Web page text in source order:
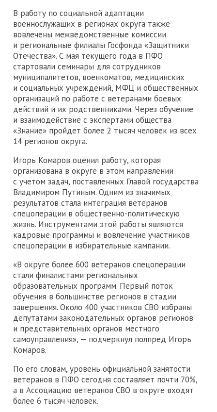
В работу по социальной адаптации
военнослужащих в регионах округа также
вовлечены межведомственные комиссии
и региональные филиалы Госфонда «Защитники
Отечества». С мая текущего года в ПФО
стартовали семинары для сотрудников
муниципалитетов, военкоматов, медицинских
и социальных учреждений, МФЦ и общественных
организаций по работе с ветеранами боевых
действий и их родственниками. Через обучение
и взаимодействие с экспертами общества
«Знание» пройдет более 2 тысяч человек из всех
14 регионов округа.
Игорь Комаров оценил работу, которая
организована в округе в этом направлении
с учетом задач, поставленных Главой государства
Владимиром Путиным. Одним из значимых
результатов стала интеграция ветеранов
спецоперации в общественно-политическую
жизнь. Инструментами этой работы являются
кадровые программы и вовлечение участников
спецоперации в избирательные кампании.
«В округе более 600 ветеранов спецоперации
стали финалистами региональных
образовательных программ. Первый поток
обучения в большинстве регионов в стадии
завершения. Около 400 участников СВО избраны
депутатами законодательных органов регионов
и представительных органов местного
самоуправления», — подчеркнул полпред Игорь
Комаров.
По его словам, уровень официальной занятости
ветеранов в ПФО сегодня составляет почти 70%,
а в Ассоциацию ветеранов СВО в округе входят
более 6 тысяч человек.